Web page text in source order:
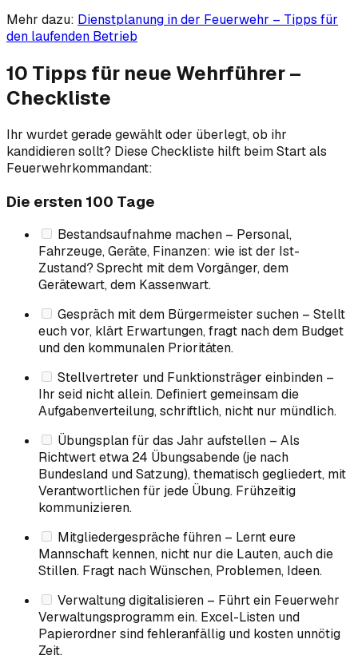
Mehr dazu: Dienstplanung in der Feuerwehr – Tipps für
den laufenden Betrieb
10 Tipps für neue Wehrführer –
Checkliste
Ihr wurdet gerade gewählt oder überlegt, ob ihr
kandidieren sollt? Diese Checkliste hilft beim Start als
Feuerwehrkommandant:
Die ersten 100 Tage
Bestandsaufnahme machen – Personal,
Fahrzeuge, Geräte, Finanzen: wie ist der Ist-
Zustand? Sprecht mit dem Vorgänger, dem
Gerätewart, dem Kassenwart.
Gespräch mit dem Bürgermeister suchen – Stellt
euch vor, klärt Erwartungen, fragt nach dem Budget
und den kommunalen Prioritäten.
Stellvertreter und Funktionsträger einbinden –
Ihr seid nicht allein. Definiert gemeinsam die
Aufgabenverteilung, schriftlich, nicht nur mündlich.
Übungsplan für das Jahr aufstellen – Als
Richtwert etwa 24 Übungsabende (je nach
Bundesland und Satzung), thematisch gegliedert, mit
Verantwortlichen für jede Übung. Frühzeitig
kommunizieren.
Mitgliedergespräche führen – Lernt eure
Mannschaft kennen, nicht nur die Lauten, auch die
Stillen. Fragt nach Wünschen, Problemen, Ideen.
Verwaltung digitalisieren – Führt ein Feuerwehr
Verwaltungsprogramm ein. Excel-Listen und
Papierordner sind fehleranfällig und kosten unnötig
Zeit.